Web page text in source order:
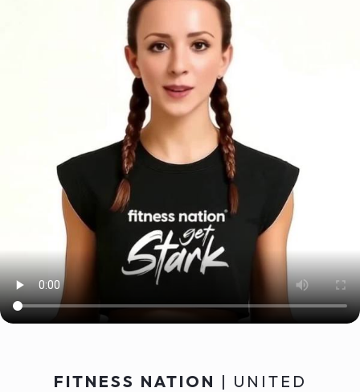
Coaching
Chat di coaching personale, 100%
individualizzata, con accesso ai
dati di allenamento per un
supporto ottimale.
FITNESS NATION | UNITED